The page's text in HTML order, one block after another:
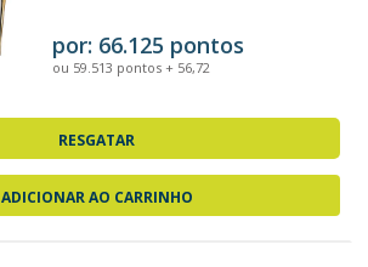
por: 66.125 pontos
ou 59.513 pontos + 56,72
RESGATAR
ADICIONAR AO CARRINHO